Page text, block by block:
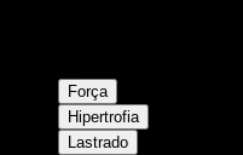
Força
Hipertrofia
Lastrado